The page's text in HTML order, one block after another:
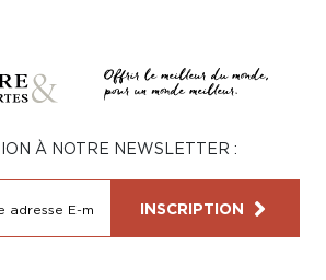
À NOTRE NEWSLETTER :
INSCRIPTION